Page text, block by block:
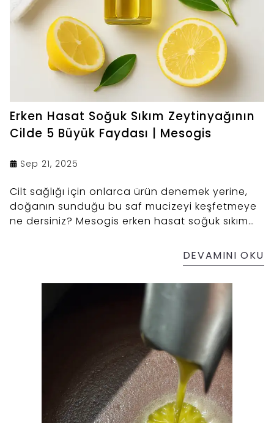
Erken Hasat Soğuk Sıkım Zeytinyağının
Cilde 5 Büyük Faydası | Mesogis
Sep 21, 2025
Cilt sağlığı için onlarca ürün denemek yerine,
doğanın sunduğu bu saf mucizeyi keşfetmeye
ne dersiniz? Mesogis erken hasat soğuk sıkım
bakım rutininizde doğallığı hissedin.DEVAMINI OKU